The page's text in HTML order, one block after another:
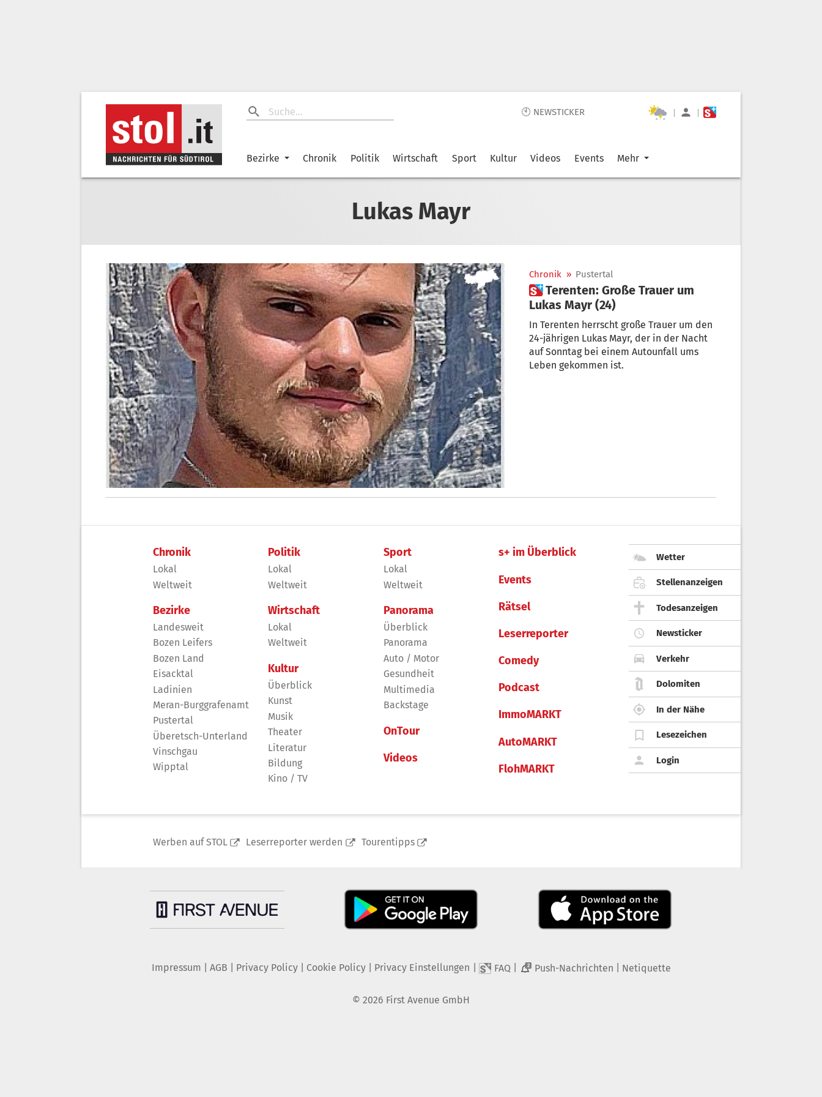
🕙 NEWSTICKER | |
Bezirke Chronik Politik Wirtschaft Sport Kultur Videos Events Mehr
Lukas Mayr
Chronik » Pustertal
 Terenten: Große Trauer um
Lukas Mayr (24)
In Terenten herrscht große Trauer um den
24-jährigen Lukas Mayr, der in der Nacht
auf Sonntag bei einem Autounfall ums
Leben gekommen ist.
Chronik
Lokal
Weltweit
Bezirke
Landesweit
Bozen Leifers
Bozen Land
Eisacktal
Ladinien
Meran-Burggrafenamt
Pustertal
Überetsch-Unterland
Vinschgau
Wipptal
Politik
Lokal
Weltweit
Wirtschaft
Lokal
Weltweit
Kultur
Überblick
Kunst
Musik
Theater
Literatur
Bildung
Kino / TV
Sport
Lokal
Weltweit
Panorama
Überblick
Panorama
Auto / Motor
Gesundheit
Multimedia
Backstage
OnTour
Videos
s+ im Überblick
Events
Rätsel
Leserreporter
Comedy
Podcast
ImmoMARKT
AutoMARKT
FlohMARKT
Wetter
Stellenanzeigen
Todesanzeigen
Newsticker
Verkehr
Dolomiten
In der Nähe
Lesezeichen
Login
Werben auf STOL Leserreporter werden Tourentipps
Impressum AGB Privacy Policy| Cookie Policy| Privacy Einstellungen FAQ 2 Push-Nachrichten Netiquette
© 2026 First Avenue GmbH